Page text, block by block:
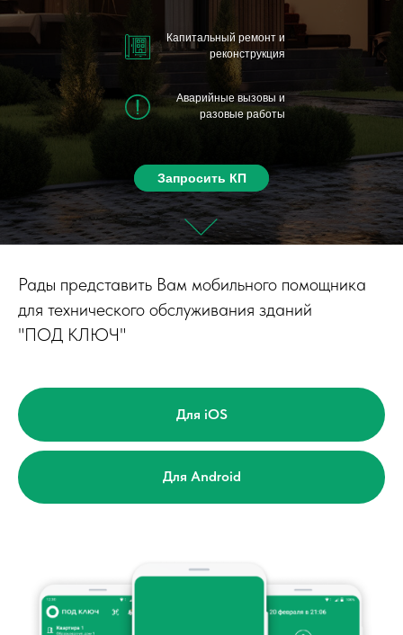
Капитальный ремонт и
реконструкция
Аварийные вызовы и
разовые работы
Запросить КП
Запросить КП
Рады представить Вам мобильного помощника
для технического обслуживания зданий
"ПОД КЛЮЧ"
Для iOS
Для Android